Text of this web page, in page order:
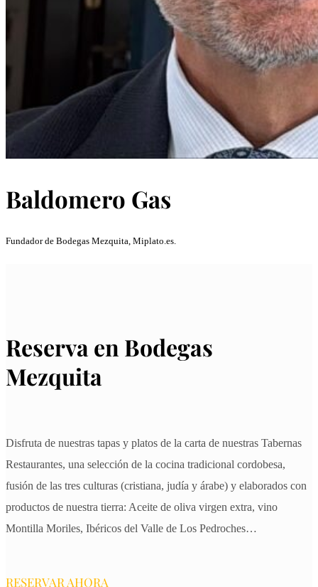
Baldomero Gas
Fundador de Bodegas Mezquita, Miplato.es.
Reserva en Bodegas
Mezquita
Disfruta de nuestras tapas y platos de la carta de nuestras Tabernas
Restaurantes, una selección de la cocina tradicional cordobesa,
fusión de las tres culturas (cristiana, judía y árabe) y elaborados con
productos de nuestra tierra: Aceite de oliva virgen extra, vino
Montilla Moriles, Ibéricos del Valle de Los Pedroches…
RESERVAR AHORA